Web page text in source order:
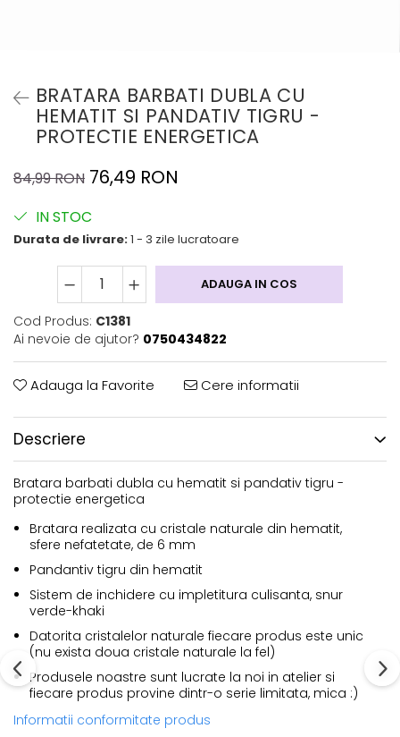
BRATARA BARBATI DUBLA CU
HEMATIT SI PANDATIV TIGRU -
PROTECTIE ENERGETICA
84,99 RON 76,49 RON
IN STOC
Durata de livrare:1 - 3 zile lucratoare
ADAUGA IN COS
Cod Produs: C1381
Ai nevoie de ajutor? 0750434822
Adauga la Favorite Cere informatii
Descriere
Bratara barbati dubla cu hematit si pandativ tigru -
protectie energetica
Bratara realizata cu cristale naturale din hematit,
sfere nefatetate, de 6 mm
Pandantiv tigru din hematit
Sistem de inchidere cu impletitura culisanta, snur
verde-khaki
Datorita cristalelor naturale fiecare produs este unic
(nu exista doua cristale naturale la fel)
Produsele noastre sunt lucrate la noi in atelier si
fiecare produs provine dintr-o serie limitata, mica :)
Informatii conformitate produs